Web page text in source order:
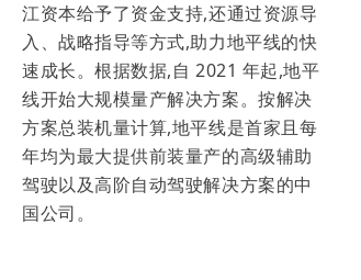
江资本给予了资金支持,还通过资源导
入、战略指导等方式,助力地平线的快
速成长。根据数据,自 2021 年起,地平
线开始大规模量产解决方案。按解决
方案总装机量计算,地平线是首家且每
年均为最大提供前装量产的高级辅助
驾驶以及高阶自动驾驶解决方案的中
国公司。